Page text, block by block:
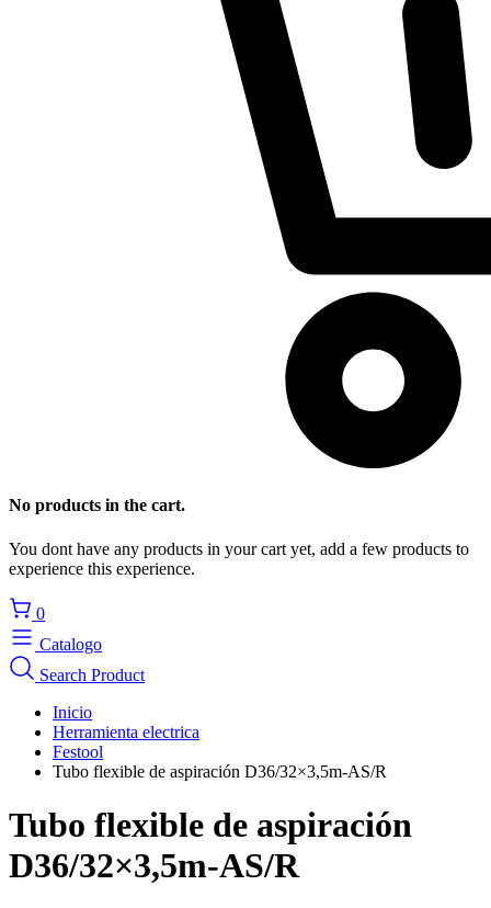
No products in the cart.
You dont have any products in your cart yet, add a few products to
experience this experience.
0
Catalogo
Search Product
Inicio
Herramienta electrica
Festool
Tubo flexible de aspiración D36/32×3,5m-AS/R
Tubo flexible de aspiración
D36/32×3,5m-AS/R